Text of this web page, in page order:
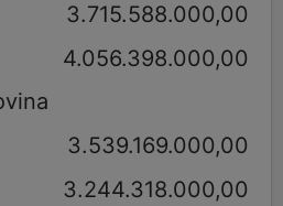
3.715.588.000,00
4.056.398.000,00
3.539.169.000,00
3.244.318.000,00